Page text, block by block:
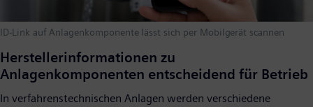
ID-Link auf Anlagenkomponente lässt sich per Mobilgerät scannen
Herstellerinformationen zu
Anlagenkomponenten entscheidend für Betrieb
In verfahrenstechnischen Anlagen werden verschiedene